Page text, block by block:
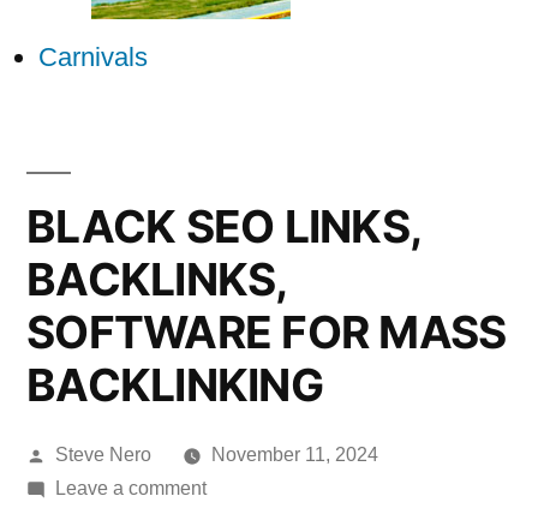
Carnivals
BLACK SEO LINKS,
BACKLINKS,
SOFTWARE FOR MASS
BACKLINKING
Steve Nero
November 11, 2024
Leave a comment